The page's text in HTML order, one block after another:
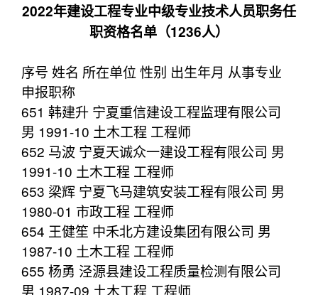
2022年建设工程专业中级专业技术人员职务任
职资格名单（1236人）
序号 姓名 所在单位 性别 出生年月 从事专业
申报职称
651 韩建升 宁夏重信建设工程监理有限公司
男 1991-10 土木工程 工程师
652 马波 宁夏天诚众一建设工程有限公司 男
1991-10 土木工程 工程师
653 梁辉 宁夏飞马建筑安装工程有限公司 男
1980-01 市政工程 工程师
654 王健笙 中禾北方建设集团有限公司 男
1987-10 土木工程 工程师
655 杨勇 泾源县建设工程质量检测有限公司
男 1987-09 土木工程 工程师